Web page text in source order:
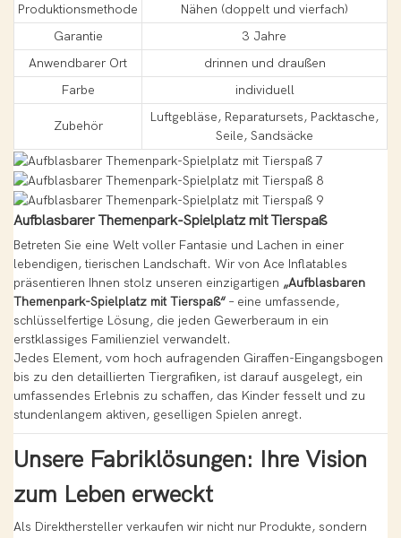
Produktionsmethode
Nähen (doppelt und vierfach)
Garantie
3 Jahre
Anwendbarer Ort
drinnen und draußen
Farbe
individuell
Zubehör
Luftgebläse, Reparatursets, Packtasche,
Seile, Sandsäcke
Aufblasbarer Themenpark-Spielplatz mit Tierspaß
Betreten Sie eine Welt voller Fantasie und Lachen in einer
lebendigen, tierischen Landschaft. Wir von Ace Inflatables
präsentieren Ihnen stolz unseren einzigartigen „Aufblasbaren
Themenpark-Spielplatz mit Tierspaß“ – eine umfassende,
schlüsselfertige Lösung, die jeden Gewerberaum in ein
erstklassiges Familienziel verwandelt.
Jedes Element, vom hoch aufragenden Giraffen-Eingangsbogen
bis zu den detaillierten Tiergrafiken, ist darauf ausgelegt, ein
umfassendes Erlebnis zu schaffen, das Kinder fesselt und zu
stundenlangem aktiven, geselligen Spielen anregt.
Unsere Fabriklösungen: Ihre Vision
zum Leben erweckt
Als Direkthersteller verkaufen wir nicht nur Produkte, sondern